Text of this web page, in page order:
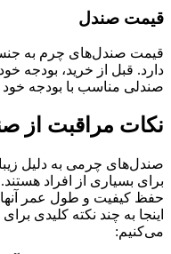
قیمت صندل
قیمت صندل‌های چرم به
دارد. قبل از خرید، بودجه
صندلی مناسب با بودجه خود
نکات مراقبت از
صندل‌های چرمی به دلیل
برای بسیاری از افراد
حفظ کیفیت و طول عمر آنها،
اینجا به چند نکته کلیدی
می‌کنیم: